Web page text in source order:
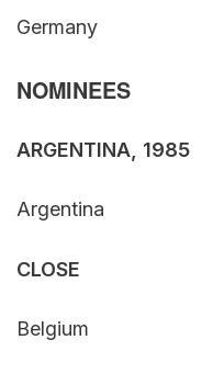
Germany
NOMINEES
ARGENTINA, 1985
Argentina
CLOSE
Belgium